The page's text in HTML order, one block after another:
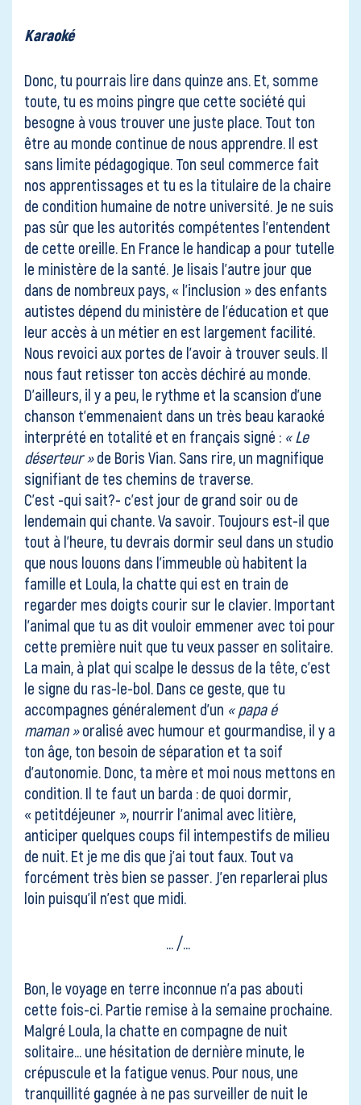
Karaoké
Donc, tu pourrais lire dans quinze ans. Et, somme
toute, tu es moins pingre que cette société qui
besogne à vous trouver une juste place. Tout ton
être au monde continue de nous apprendre. Il est
sans limite pédagogique. Ton seul commerce fait
nos apprentissages et tu es la titulaire de la chaire
de condition humaine de notre université. Je ne suis
pas sûr que les autorités compétentes l’entendent
de cette oreille. En France le handicap a pour tutelle
le ministère de la santé. Je lisais l’autre jour que
dans de nombreux pays, « l’inclusion » des enfants
autistes dépend du ministère de l’éducation et que
leur accès à un métier en est largement facilité.
Nous revoici aux portes de l’avoir à trouver seuls. Il
nous faut retisser ton accès déchiré au monde.
D’ailleurs, il y a peu, le rythme et la scansion d’une
chanson t’emmenaient dans un très beau karaoké
interprété en totalité et en français signé : « Le
déserteur »de Boris Vian. Sans rire, un magnifique
signifiant de tes chemins de traverse.
C’est -qui sait?- c’est jour de grand soir ou de
lendemain qui chante. Va savoir. Toujours est-il que
tout à l’heure, tu devrais dormir seul dans un studio
que nous louons dans l’immeuble où habitent la
famille et Loula, la chatte qui est en train de
regarder mes doigts courir sur le clavier. Important
l’animal que tu as dit vouloir emmener avec toi pour
cette première nuit que tu veux passer en solitaire.
La main, à plat qui scalpe le dessus de la tête, c’est
le signe du ras-le-bol. Dans ce geste, que tu
accompagnes généralement d’un « papa é
maman »oralisé avec humour et gourmandise, il y a
ton âge, ton besoin de séparation et ta soif
d’autonomie. Donc, ta mère et moi nous mettons en
condition. Il te faut un barda : de quoi dormir,
« petitdéjeuner », nourrir l’animal avec litière,
anticiper quelques coups fil intempestifs de milieu
de nuit. Et je me dis que j’ai tout faux. Tout va
forcément très bien se passer. J’en reparlerai plus
loin puisqu’il n’est que midi.
… /…
Bon, le voyage en terre inconnue n’a pas abouti
cette fois-ci. Partie remise à la semaine prochaine.
Malgré Loula, la chatte en compagne de nuit
solitaire… une hésitation de dernière minute, le
crépuscule et la fatigue venus. Pour nous, une
tranquillité gagnée à ne pas surveiller de nuit le